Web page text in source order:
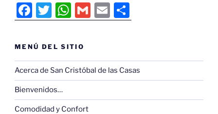
F
a
c
e
b
o
o
T
w
itt
er
W
h
at
s
A
p
G
m
l
E
m
l
o
p
ar
MENÚ DEL SITIO
Acerca de San Cristóbal de las Casas
Bienvenidos…
Comodidad y Confort